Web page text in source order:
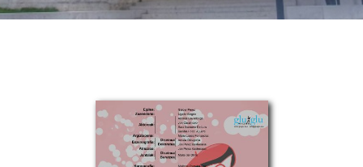
AGENDA 2030